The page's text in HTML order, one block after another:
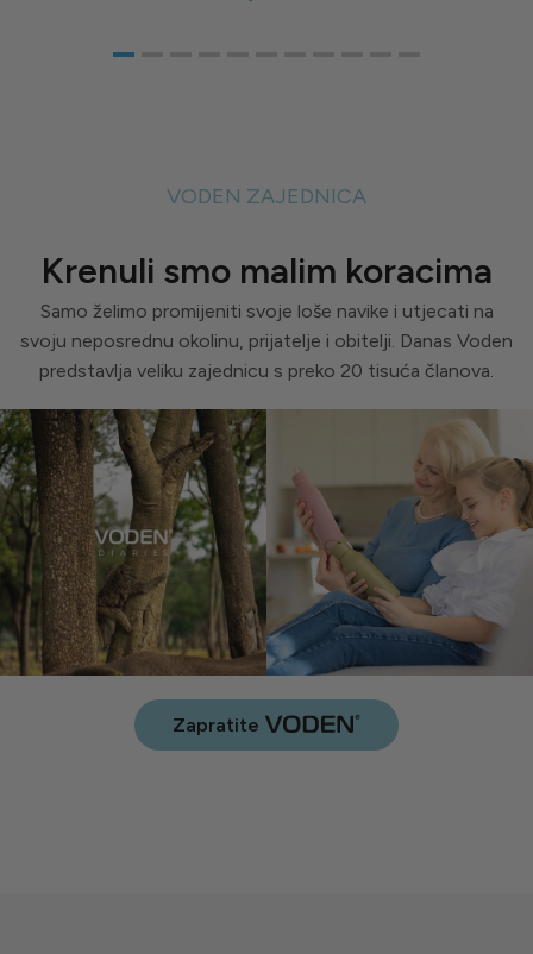
VODEN ZAJEDNICA
Krenuli smo malim koracima
Samo želimo promijeniti svoje loše navike i utjecati na
svoju neposrednu okolinu, prijatelje i obitelji. Danas Voden
predstavlja veliku zajednicu s preko 20 tisuća članova.
Zapratite